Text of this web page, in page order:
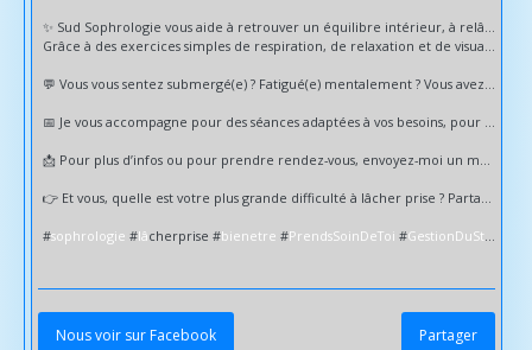
✨ Sud Sophrologie vous aide à retrouver un équilibre intérieur, à relâcher les tensions et à vous reconnecter à l’essentiel.
Grâce à des exercices simples de respiration, de relaxation et de visualisation positive, vous apprenez à accueillir ce que vous ne pouvez pas contrôler… et à avancer plus sereinement.
💬 Vous vous sentez submergé(e) ? Fatigué(e) mentalement ? Vous avez du mal à relâcher la pression ?
📅 Je vous accompagne pour des séances adaptées à vos besoins, pour vous accompagner sur le chemin du lâcher-prise.
📩 Pour plus d’infos ou pour prendre rendez-vous, envoyez-moi un message à :
👉 Et vous, quelle est votre plus grande difficulté à lâcher prise ? Partagez en commentaire 💬
#sophrologie #lâcherprise #bienetre #PrendsSoinDeToi #GestionDuStress
Nous voir sur Facebook Partager